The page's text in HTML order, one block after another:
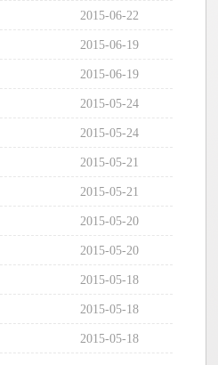
2015-06-22
2015-06-19
2015-06-19
2015-05-24
2015-05-24
2015-05-21
2015-05-21
2015-05-20
2015-05-20
2015-05-18
2015-05-18
2015-05-18